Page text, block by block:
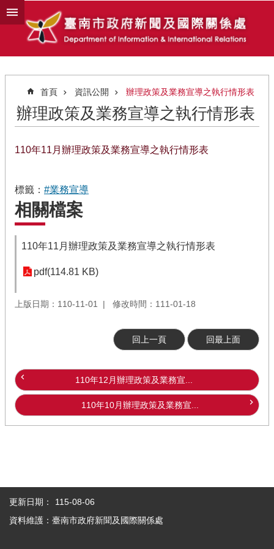
跳到主要內容區塊
首頁 資訊公開 辦理政策及業務宣導之執行情形表
辦理政策及業務宣導之執行情形表
110年11月辦理政策及業務宣導之執行情形表
標籤： #業務宣導
相關檔案
110年11月辦理政策及業務宣導之執行情形表
pdf(114.81 KB)
上版日期：110-11-01 修改時間：111-01-18
回上一頁 回最上面
110年12月辦理政策及業務宣...
110年10月辦理政策及業務宣...
更新日期：
115-08-06
資料維護：臺南市政府新聞及國際關係處